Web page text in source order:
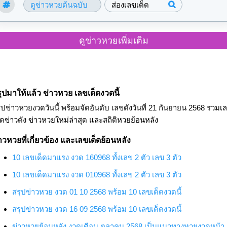
ดูข่าวหวยต้นฉบับ ส่องเลขเด็ด
ดูข่าวหวยเพิ่มเติม
มาให้แล้ว ข่าวหวย เลขเด็ดงวดนี้
ข่าวหวยงวดวันนี้ พร้อมจัดอันดับ เลขดังวันที่ 21 กันยายน 2568 รวมเ
ข่าวดัง ข่าวหวยใหม่ล่าสุด และสถิติหวยย้อนหลัง
หวยที่เกี่ยวข้อง และเลขเด็ดย้อนหลัง
10 เลขเด็ดมาแรง งวด 160968 ทั้งเลข 2 ตัว เลข 3 ตัว
10 เลขเด็ดมาแรง งวด 010968 ทั้งเลข 2 ตัว เลข 3 ตัว
สรุปข่าวหวย งวด 01 10 2568 พร้อม 10 เลขเด็ดงวดนี้
สรุปข่าวหวย งวด 16 09 2568 พร้อม 10 เลขเด็ดงวดนี้